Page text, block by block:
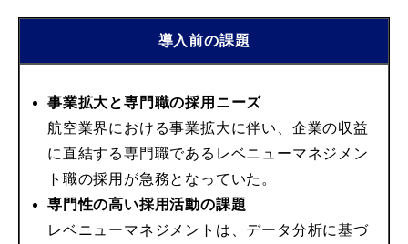
導入前の課題
事業拡大と専門職の採用ニーズ
航空業界における事業拡大に伴い、企業の収益
に直結する専門職であるレベニューマネジメン
ト職の採用が急務となっていた。
専門性の高い採用活動の課題
レベニューマネジメントは、データ分析に基づ